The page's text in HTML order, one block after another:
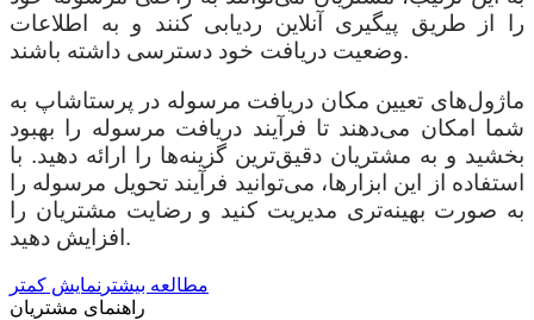
را از طریق پیگیری آنلاین ردیابی کنند و به اطلاعات
وضعیت دریافت خود دسترسی داشته باشند.
ماژول‌های تعیین مکان دریافت مرسوله در پرستاشاپ به
شما امکان می‌دهند تا فرآیند دریافت مرسوله را بهبود
بخشید و به مشتریان دقیق‌ترین گزینه‌ها را ارائه دهید. با
استفاده از این ابزارها، می‌توانید فرآیند تحویل مرسوله را
به صورت بهینه‌تری مدیریت کنید و رضایت مشتریان را
افزایش دهید.
مطالعه بیشتر نمایش کمتر
راهنمای مشتریان